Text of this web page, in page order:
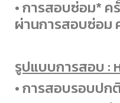
• การสอบซ่อม* ค
ผ่านการสอบซ่อม
รูปแบบการสอบ :
• การสอบรอบปก